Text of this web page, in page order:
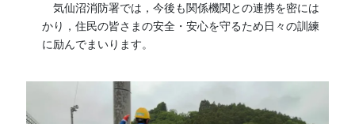
気仙沼消防署では，今後も関係機関との連携を密には
かり，住民の皆さまの安全・安心を守るため日々の訓練
に励んでまいります。